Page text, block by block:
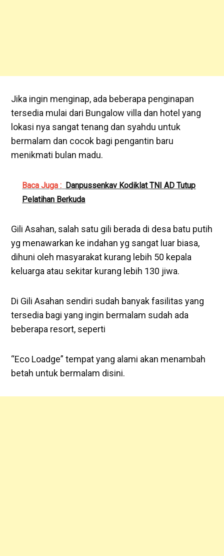
Jika ingin menginap, ada beberapa penginapan
tersedia mulai dari Bungalow villa dan hotel yang
lokasi nya sangat tenang dan syahdu untuk
bermalam dan cocok bagi pengantin baru
menikmati bulan madu.
Baca Juga : Danpussenkav Kodiklat TNI AD Tutup
Pelatihan Berkuda
Gili Asahan, salah satu gili berada di desa batu putih
yg menawarkan ke indahan yg sangat luar biasa,
dihuni oleh masyarakat kurang lebih 50 kepala
keluarga atau sekitar kurang lebih 130 jiwa.
Di Gili Asahan sendiri sudah banyak fasilitas yang
tersedia bagi yang ingin bermalam sudah ada
beberapa resort, seperti
“Eco Loadge” tempat yang alami akan menambah
betah untuk bermalam disini.